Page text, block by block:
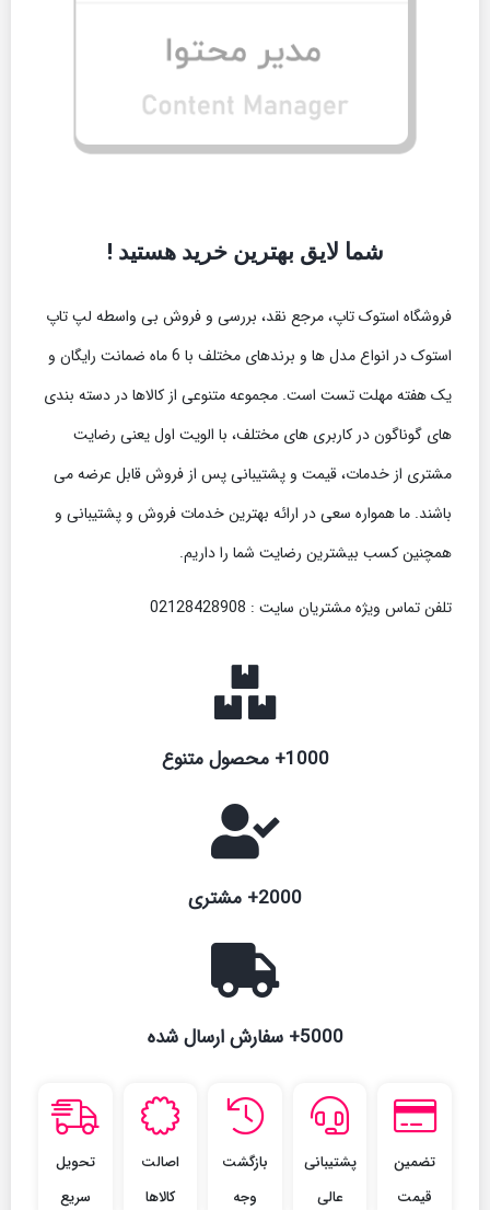
شما لایق بهترین خرید هستید !
فروشگاه استوک تاپ، مرجع نقد، بررسی و فروش بی واسطه لپ تاپ
استوک در انواع مدل ها و برندهای مختلف با 6 ماه ضمانت رایگان و
یک هفته مهلت تست است. مجموعه متنوعی از کالاها در دسته بندی
های گوناگون در کاربری های مختلف، با الویت اول یعنی رضایت
مشتری از خدمات، قیمت و پشتیبانی پس از فروش قابل عرضه می
باشند. ما همواره سعی در ارائه بهترین خدمات فروش و پشتیبانی و
همچنین کسب بیشترین رضایت شما را داریم.
تلفن تماس ویژه مشتریان سایت : 02128428908
1000+ محصول متنوع
2000+ مشتری
5000+ سفارش ارسال شده
تضمین
قیمت
پشتیبانی
عالی
بازگشت
وجه
اصالت
کالاها
تحویل
سریع